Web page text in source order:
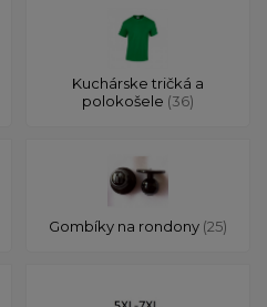
Kuchárske tričká a
polokošele (36)
Gombíky na rondony (25)